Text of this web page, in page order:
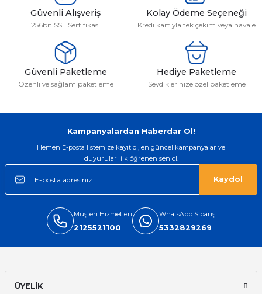
Güvenli Alışveriş
256bit SSL Sertifikası
Kolay Ödeme Seçeneği
Kredi kartıyla tek çekim veya havale
Güvenli Paketleme
Özenli ve sağlam paketleme
Hediye Paketleme
Sevdiklerinize özel paketleme
Kampanyalardan Haberdar Ol!
Hemen E-posta listemize kayıt ol, en güncel kampanyalar ve
duyuruları ilk öğrenen sen ol.
Kaydol
Müşteri Hizmetleri
2125521100
WhatsApp Sipariş
5332829269
ÜYELİK